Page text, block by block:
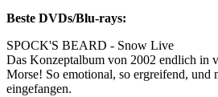
Beste DVDs/Blu-rays:
SPOCK'S BEARD - Snow Live
Das Konzeptalbum von 2002 endlich in
Morse! So emotional, so ergreifend, und
eingefangen.